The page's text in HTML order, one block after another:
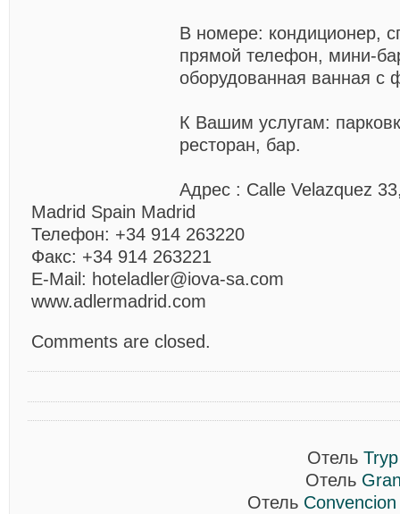
В номере: кондиционер,
прямой телефон, мини-
оборудованная ванная с
К Вашим услугам:
ресторан, бар.
Адрес : Calle Velazquez
Madrid Spain Madrid
Телефон: +34 914 263220
Факс: +34 914 263221
E-Mail: hoteladler@iova-sa.com
www.adlermadrid.com
Comments are closed.
Отель
Отель
Отель